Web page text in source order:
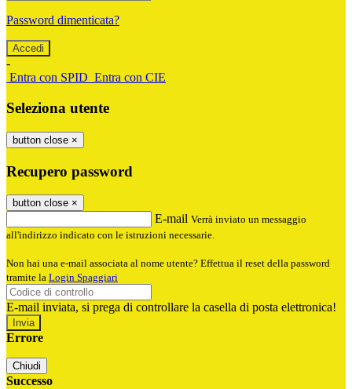
Password dimenticata?
-
Entra con SPID Entra con CIE
Seleziona utente
button close ×
Recupero password
button close ×
E-mail Verrà inviato un messaggio
all'indirizzo indicato con le istruzioni necessarie.
Non hai una e-mail associata al nome utente? Effettua il reset della password
tramite la Login Spaggiari
E-mail inviata, si prega di controllare la casella di posta elettronica!
Errore
Chiudi
Successo